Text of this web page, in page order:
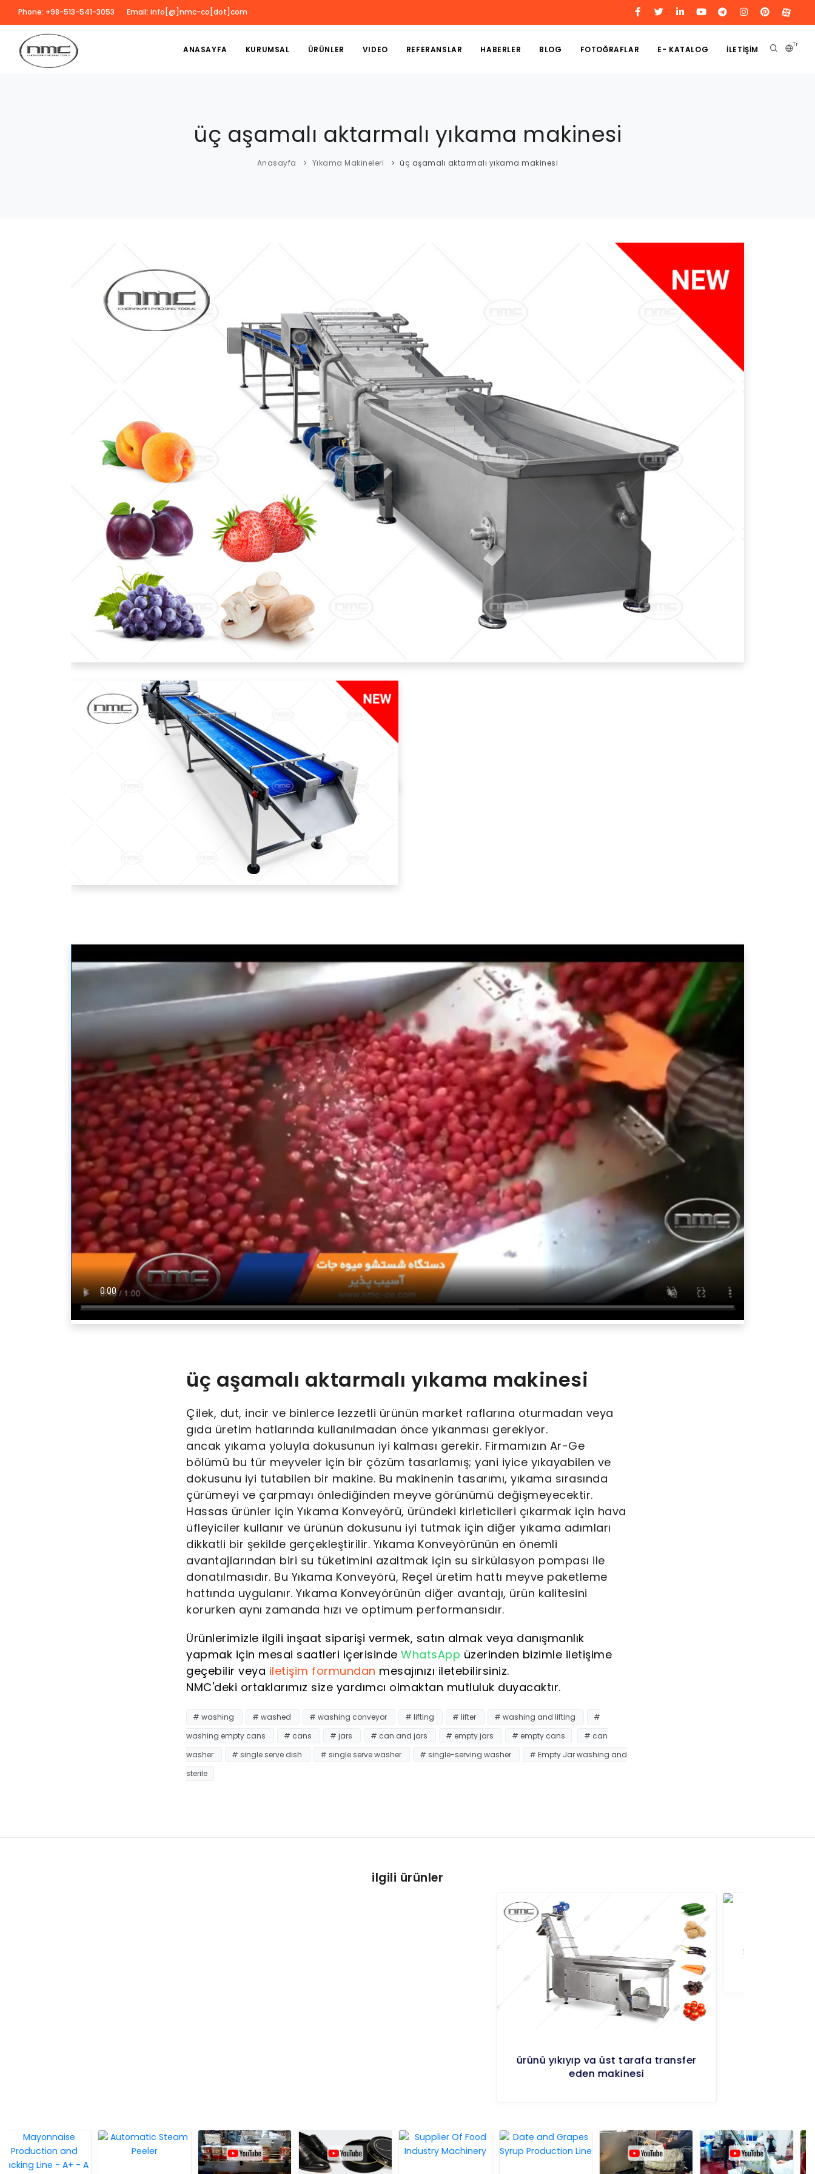
Phone: +98-513-541-3053 Email: info[@]nmc-co[dot]com
Tr
ANASAYFA KURUMSAL ÜRÜNLER VIDEO REFERANSLAR HABERLER BLOG FOTOĞRAFLAR E- KATALOG İLETİŞİM
üç aşamalı aktarmalı yıkama makinesi
Anasayfa Yıkama Makineleri üç aşamalı aktarmalı yıkama makinesi
üç aşamalı aktarmalı yıkama makinesi
Çilek, dut, incir ve binlerce lezzetli ürünün market raflarına oturmadan veya
gıda üretim hatlarında kullanılmadan önce yıkanması gerekiyor.
ancak yıkama yoluyla dokusunun iyi kalması gerekir. Firmamızın Ar-Ge
bölümü bu tür meyveler için bir çözüm tasarlamış; yani iyice yıkayabilen ve
dokusunu iyi tutabilen bir makine. Bu makinenin tasarımı, yıkama sırasında
çürümeyi ve çarpmayı önlediğinden meyve görünümü değişmeyecektir.
Hassas ürünler için Yıkama Konveyörü, üründeki kirleticileri çıkarmak için hava
üfleyiciler kullanır ve ürünün dokusunu iyi tutmak için diğer yıkama adımları
dikkatli bir şekilde gerçekleştirilir. Yıkama Konveyörünün en önemli
avantajlarından biri su tüketimini azaltmak için su sirkülasyon pompası ile
donatılmasıdır. Bu Yıkama Konveyörü, Reçel üretim hattı meyve paketleme
hattında uygulanır. Yıkama Konveyörünün diğer avantajı, ürün kalitesini
korurken aynı zamanda hızı ve optimum performansıdır.
Ürünlerimizle ilgili inşaat siparişi vermek, satın almak veya danışmanlık
yapmak için mesai saatleri içerisinde WhatsApp üzerinden bizimle iletişime
geçebilir veya iletişim formundan mesajınızı iletebilirsiniz.
NMC'deki ortaklarımız size yardımcı olmaktan mutluluk duyacaktır.
# washing # washed # washing conveyor # lifting # lifter # washing and lifting
#
washing empty cans
# cans # jars # can and jars # empty jars # empty cans
# can
washer
# single serve dish # single serve washer # single-serving washer
# Empty Jar washing and
sterile
ilgili ürünler
Saplı Meyve Yıkama ve Üst Bölüme
alma Makinesi